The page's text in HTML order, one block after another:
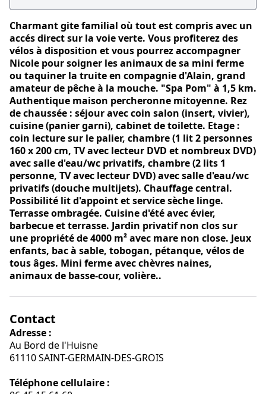
Charmant gite familial où tout est compris avec un
accés direct sur la voie verte. Vous profiterez des
vélos à disposition et vous pourrez accompagner
Nicole pour soigner les animaux de sa mini ferme
ou taquiner la truite en compagnie d'Alain, grand
amateur de pêche à la mouche. "Spa Pom" à 1,5 km.
Authentique maison percheronne mitoyenne. Rez
de chaussée : séjour avec coin salon (insert, vivier),
cuisine (panier garni), cabinet de toilette. Etage :
coin lecture sur le palier, chambre (1 lit 2 personnes
160 x 200 cm, TV avec lecteur DVD et nombreux DVD)
avec salle d'eau/wc privatifs, chambre (2 lits 1
personne, TV avec lecteur DVD) avec salle d'eau/wc
privatifs (douche multijets). Chauffage central.
Possibilité lit d'appoint et service sèche linge.
Terrasse ombragée. Cuisine d'été avec évier,
barbecue et terrasse. Jardin privatif non clos sur
une propriété de 4000 m² avec mare non close. Jeux
enfants, bac à sable, tobogan, pétanque, vélos de
tous âges. Mini ferme avec chèvres naines,
animaux de basse-cour, volière..
Contact
Adresse :
Au Bord de l'Huisne
61110 SAINT-GERMAIN-DES-GROIS
Téléphone cellulaire :